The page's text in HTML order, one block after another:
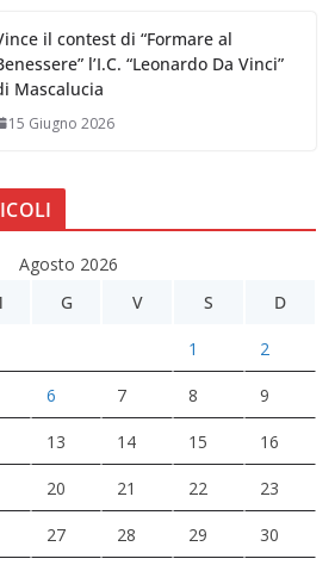
il contest di “Formare al
l’I.C. “Leonardo Da Vinci”
Mascalucia
15 Giugno 2026
Agosto 2026
G V S D
1 2
6 7 8 9
13 14 15 16
20 21 22 23
27 28 29 30